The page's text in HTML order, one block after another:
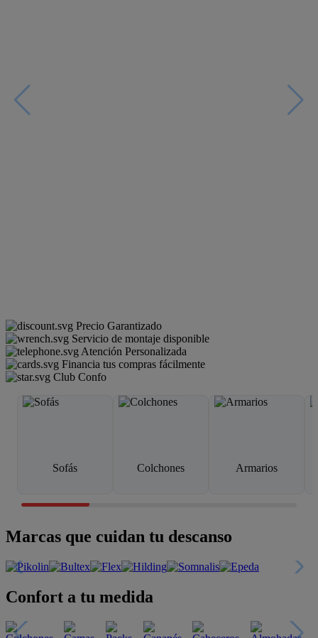
Precio Garantizado
Servicio de montaje disponible
Atención Personalizada
Financia tus compras fácilmente
Club Confo
Sofás Colchones Armarios
Marcas que cuidan tu descanso
Confort a tu medida